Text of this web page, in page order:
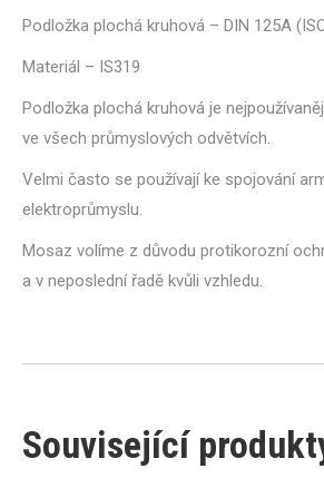
Podložka plochá kruhová – DIN 125A
Materiál – IS319
Podložka plochá kruhová je
ve všech průmyslových odvětvích.
Velmi často se používají ke spojování
elektroprůmyslu.
Mosaz volíme z důvodu protikorozní
a v neposlední řadě kvůli vzhledu.
Související